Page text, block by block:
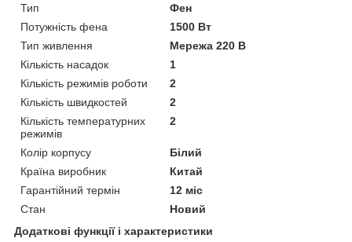
Тип
Фен
Потужність фена
1500 Вт
Тип живлення
Мережа 220 В
Кількість насадок
1
Кількість режимів роботи
2
Кількість швидкостей
2
Кількість температурних
режимів
2
Колір корпусу
Білий
Країна виробник
Китай
Гарантійний термін
12 міс
Стан
Новий
Додаткові функції і характеристики